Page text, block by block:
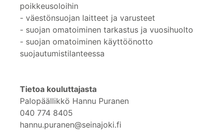
poikkeusoloihin
- väestönsuojan laitteet ja varusteet
- suojan omatoiminen tarkastus ja vuosihuolto
- suojan omatoiminen käyttöönotto
suojautumistilanteessa
Tietoa kouluttajasta
Palopäällikkö Hannu Puranen
040 774 8405
hannu.puranen@seinajoki.fi